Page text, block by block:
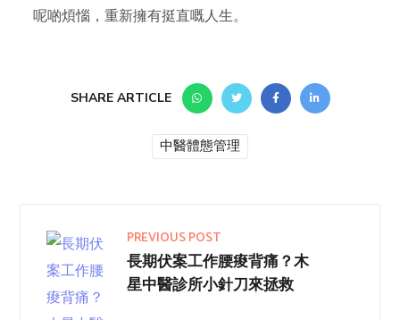
呢啲煩惱，重新擁有挺直嘅人生。
SHARE ARTICLE
中醫體態管理
PREVIOUS POST
長期伏案工作腰痠背痛？木
星中醫診所小針刀來拯救